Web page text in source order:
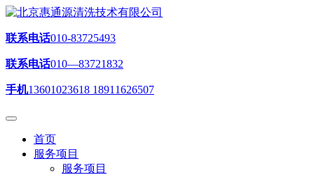
联系电话010-83725493
联系电话010—83721832
手机13601023618 18911626507
首页
服务项目
服务项目